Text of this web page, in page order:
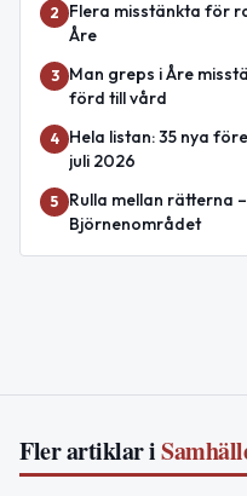
2
Flera misstänkta för
Åre
3
Man greps i Åre
förd till vård
4
Hela listan: 35 nya
juli 2026
5
Rulla mellan rätterna
Björnenområdet
Fler artiklar i